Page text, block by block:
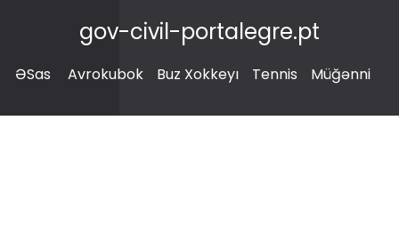
gov-civil-portalegre.pt
ƏSas Avrokubok Buz Xokkeyı Tennis Müğənni